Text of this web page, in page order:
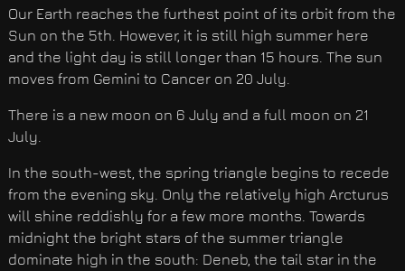
Our Earth reaches the furthest point of its orbit from the
Sun on the 5th. However, it is still high summer here
and the light day is still longer than 15 hours. The sun
moves from Gemini to Cancer on 20 July.
There is a new moon on 6 July and a full moon on 21
July.
In the south-west, the spring triangle begins to recede
from the evening sky. Only the relatively high Arcturus
will shine reddishly for a few more months. Towards
midnight the bright stars of the summer triangle
dominate high in the south: Deneb, the tail star in the